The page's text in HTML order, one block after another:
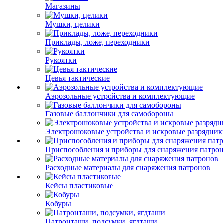
Магазины
Мушки, целики
Приклады, ложе, переходники
Рукоятки
Цевья тактические
Аэрозольные устройства и комплектующие
Газовые баллончики для самобороны
Электрошоковые устройства и искровые
Приспособления и приборы для снаряжения
Расходные материалы для снаряжения патронов
Кейсы пластиковые
Кобуры
Патронташи, подсумки, ягдташи